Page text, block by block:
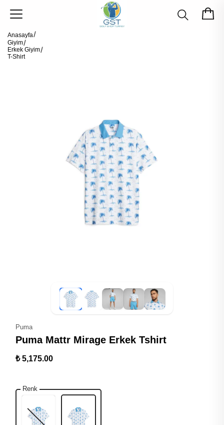
Anasayfa
Giyim
Erkek Giyim
T-Shirt
Puma
Puma Mattr Mirage Erkek Tshirt
₺ 5,175.00
Renk